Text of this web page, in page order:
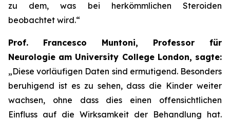
zu dem, was bei herkömmlichen Steroiden
beobachtet wird.“
Prof. Francesco Muntoni, Professor für
Neurologie am University College London, sagte:
„Diese vorläufigen Daten sind ermutigend. Besonders
beruhigend ist es zu sehen, dass die Kinder weiter
wachsen, ohne dass dies einen offensichtlichen
Einfluss auf die Wirksamkeit der Behandlung hat.